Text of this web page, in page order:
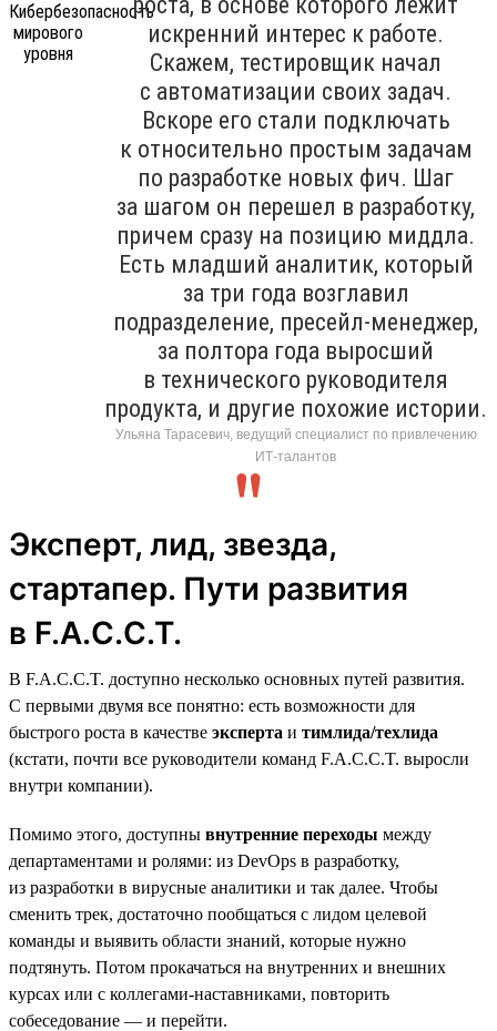
искренний интерес к работе.
Скажем, тестировщик начал
с автоматизации своих задач.
Вскоре его стали подключать
к относительно простым задачам
по разработке новых фич. Шаг
за шагом он перешел в разработку,
причем сразу на позицию миддла.
Есть младший аналитик, который
за три года возглавил
подразделение, пресейл-менеджер,
за полтора года выросший
в технического руководителя
продукта, и другие похожие истории.
Ульяна Тарасевич, ведущий специалист по привлечению
ИТ-талантов
Эксперт, лид, звезда,
стартапер. Пути развития
в F.A.C.C.T.
В F.A.C.C.T. доступно несколько основных путей развития.
С первыми двумя все понятно: есть возможности для
быстрого роста в качестве эксперта и тимлида/техлида
(кстати, почти все руководители команд F.A.C.C.T. выросли
внутри компании).
Помимо этого, доступны внутренние переходы между
департаментами и ролями: из DevOps в разработку,
из разработки в вирусные аналитики и так далее. Чтобы
сменить трек, достаточно пообщаться с лидом целевой
команды и выявить области знаний, которые нужно
подтянуть. Потом прокачаться на внутренних и внешних
курсах или с коллегами-наставниками, повторить
собеседование — и перейти.